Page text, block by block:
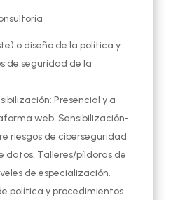
o diseño de la política y
de seguridad de la
Presencial y a
web. Sensibilización-
riesgos de ciberseguridad
datos. Talleres/píldoras de
de especialización.
política y procedimientos